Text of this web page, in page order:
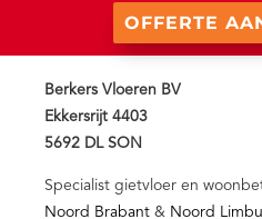
OFFERTE
Berkers Vloeren BV
Ekkersrijt 4403
5692 DL SON
Specialist gietvloer en
Noord Brabant & Noord